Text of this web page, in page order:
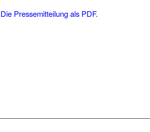
Die Pressemitteilung als PDF.